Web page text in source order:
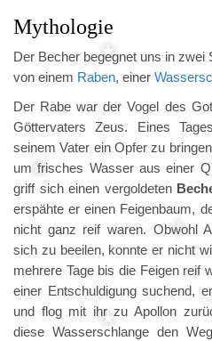
Mythologie
Der Becher begegnet uns in zwei
von einem Raben, einer
Der Rabe war der Vogel des
Göttervaters Zeus. Eines
seinem Vater ein Opfer zu
um frisches Wasser aus einer
griff sich einen vergoldeten
erspähte er einen Feigenbaum,
nicht ganz reif waren. Obwohl
sich zu beeilen, konnte er nicht
mehrere Tage bis die Feigen reif
einer Entschuldigung suchend,
und flog mit ihr zu Apollon
diese Wasserschlange den